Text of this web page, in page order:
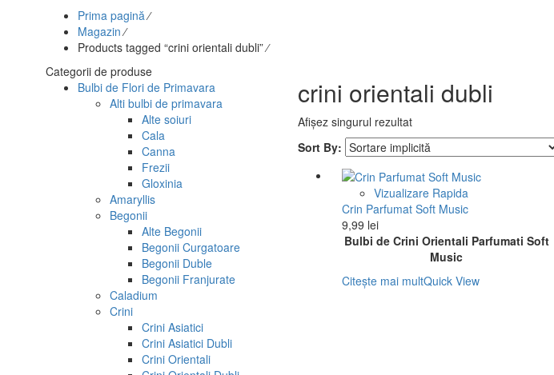
Prima pagină⁄
Magazin ⁄
Products tagged “crini orientali dubli”⁄
crini orientali dubli
Afișez singurul rezultat
Sort By:
Vizualizare Rapida
Crin Parfumat Soft Music
9,99 lei
Bulbi de Crini Orientali Parfumati Soft
Music
Citește mai multQuick View
Categorii de produse
Bulbi de Flori de Primavara
Alti bulbi de primavara
Alte soiuri
Cala
Canna
Frezii
Gloxinia
Amaryllis
Begonii
Alte Begonii
Begonii Curgatoare
Begonii Duble
Begonii Franjurate
Caladium
Crini
Crini Asiatici
Crini Asiatici Dubli
Crini Orientali